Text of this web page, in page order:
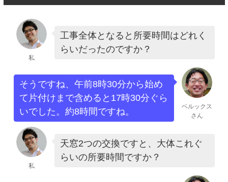
私
工事全体となると所要時間はどれく
らいだったのですか？
ベルックス
さん
そうですね、午前8時30分から始め
て片付けまで含めると17時30分ぐら
いでした。約8時間ですね。
私
天窓2つの交換ですと、大体これぐ
らいの所要時間ですか？